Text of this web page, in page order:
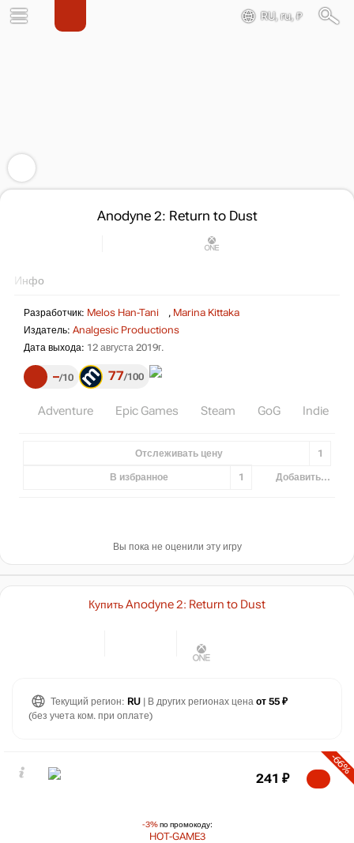
RU, ru, ₽
Anodyne 2: Return to Dust
Инфо
Разработчик: Melos Han-Tani , Marina Kittaka
Издатель: Analgesic Productions
Дата выхода: 12 августа 2019г.
– 10 77 100
Adventure Epic Games Steam GoG Indie
Отслеживать цену 1
В избранное 1 Добавить...
Вы пока не оценили эту игру
Купить Anodyne 2: Return to Dust
Текущий регион: RU | В других регионах цена от 55 ₽
(без учета ком. при оплате)
-3%по промокоду:
HOT-GAME3
-66%
241 ₽